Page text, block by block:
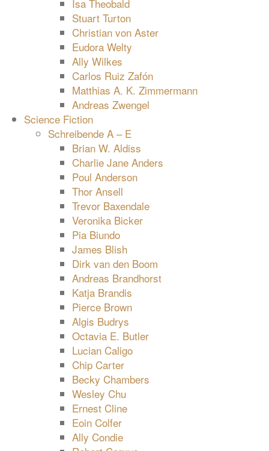
Isa Theobald
Stuart Turton
Christian von Aster
Eudora Welty
Ally Wilkes
Carlos Ruiz Zafón
Matthias A. K. Zimmermann
Andreas Zwengel
Science Fiction
Schreibende A – E
Brian W. Aldiss
Charlie Jane Anders
Poul Anderson
Thor Ansell
Trevor Baxendale
Veronika Bicker
Pia Biundo
James Blish
Dirk van den Boom
Andreas Brandhorst
Katja Brandis
Pierce Brown
Algis Budrys
Octavia E. Butler
Lucian Caligo
Chip Carter
Becky Chambers
Wesley Chu
Ernest Cline
Eoin Colfer
Ally Condie